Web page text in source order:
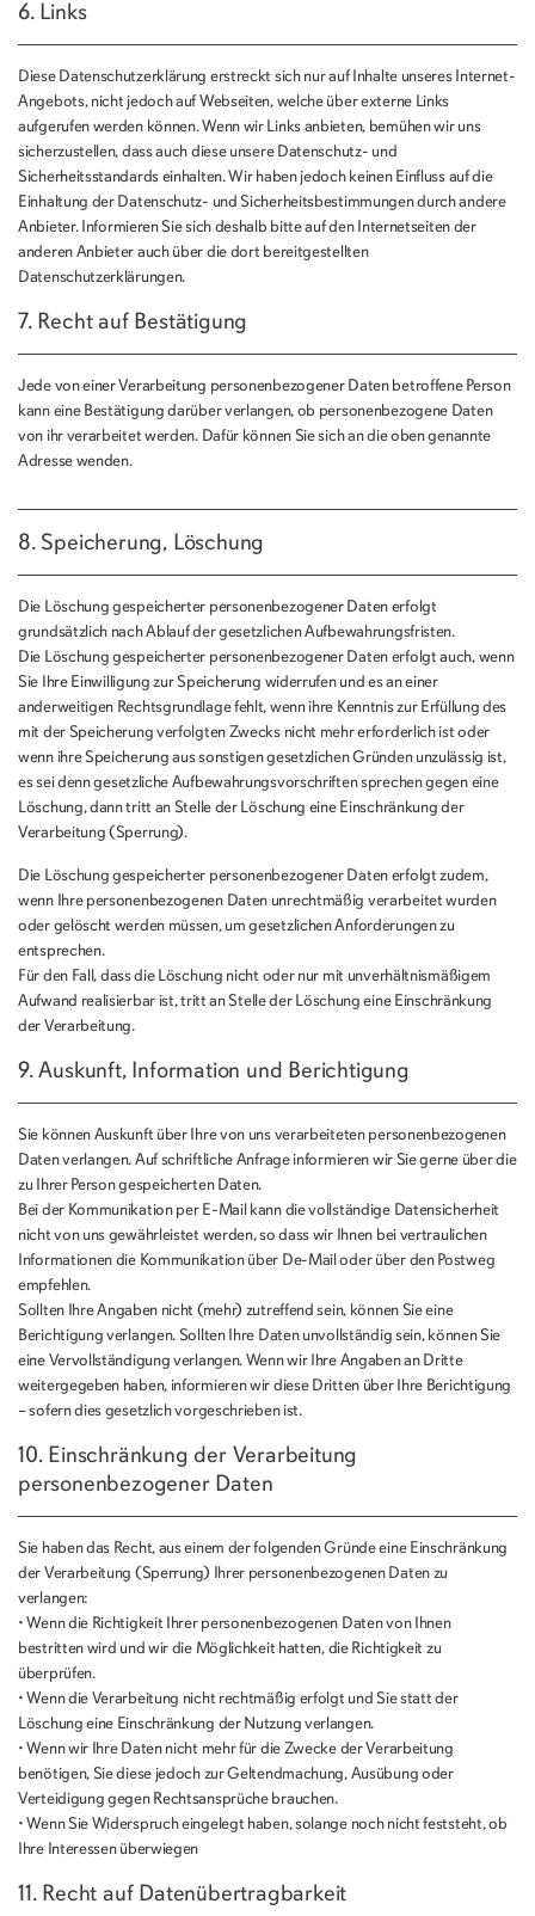
6. Links
Diese Datenschutzerklärung erstreckt sich nur auf Inhalte unseres Internet-
Angebots, nicht jedoch auf Webseiten, welche über externe Links
aufgerufen werden können. Wenn wir Links anbieten, bemühen wir uns
sicherzustellen, dass auch diese unsere Datenschutz- und
Sicherheitsstandards einhalten. Wir haben jedoch keinen Einfluss auf die
Einhaltung der Datenschutz- und Sicherheitsbestimmungen durch andere
Anbieter. Informieren Sie sich deshalb bitte auf den Internetseiten der
anderen Anbieter auch über die dort bereitgestellten
Datenschutzerklärungen.
7. Recht auf Bestätigung
Jede von einer Verarbeitung personenbezogener Daten betroffene Person
kann eine Bestätigung darüber verlangen, ob personenbezogene Daten
von ihr verarbeitet werden. Dafür können Sie sich an die oben genannte
Adresse wenden.
8. Speicherung, Löschung
Die Löschung gespeicherter personenbezogener Daten erfolgt
grundsätzlich nach Ablauf der gesetzlichen Aufbewahrungsfristen.
Die Löschung gespeicherter personenbezogener Daten erfolgt auch, wenn
Sie Ihre Einwilligung zur Speicherung widerrufen und es an einer
anderweitigen Rechtsgrundlage fehlt, wenn ihre Kenntnis zur Erfüllung des
mit der Speicherung verfolgten Zwecks nicht mehr erforderlich ist oder
wenn ihre Speicherung aus sonstigen gesetzlichen Gründen unzulässig ist,
es sei denn gesetzliche Aufbewahrungsvorschriften sprechen gegen eine
Löschung, dann tritt an Stelle der Löschung eine Einschränkung der
Verarbeitung (Sperrung).
Die Löschung gespeicherter personenbezogener Daten erfolgt zudem,
wenn Ihre personenbezogenen Daten unrechtmäßig verarbeitet wurden
oder gelöscht werden müssen, um gesetzlichen Anforderungen zu
entsprechen.
Für den Fall, dass die Löschung nicht oder nur mit unverhältnismäßigem
Aufwand realisierbar ist, tritt an Stelle der Löschung eine Einschränkung
der Verarbeitung.
9. Auskunft, Information und Berichtigung
Sie können Auskunft über Ihre von uns verarbeiteten personenbezogenen
Daten verlangen. Auf schriftliche Anfrage informieren wir Sie gerne über die
zu Ihrer Person gespeicherten Daten.
Bei der Kommunikation per E-Mail kann die vollständige Datensicherheit
nicht von uns gewährleistet werden, so dass wir Ihnen bei vertraulichen
Informationen die Kommunikation über De-Mail oder über den Postweg
empfehlen.
Sollten Ihre Angaben nicht (mehr) zutreffend sein, können Sie eine
Berichtigung verlangen. Sollten Ihre Daten unvollständig sein, können Sie
eine Vervollständigung verlangen. Wenn wir Ihre Angaben an Dritte
weitergegeben haben, informieren wir diese Dritten über Ihre Berichtigung
– sofern dies gesetzlich vorgeschrieben ist.
10. Einschränkung der Verarbeitung
personenbezogener Daten
Sie haben das Recht, aus einem der folgenden Gründe eine Einschränkung
der Verarbeitung (Sperrung) Ihrer personenbezogenen Daten zu
verlangen:
• Wenn die Richtigkeit Ihrer personenbezogenen Daten von Ihnen
bestritten wird und wir die Möglichkeit hatten, die Richtigkeit zu
überprüfen.
• Wenn die Verarbeitung nicht rechtmäßig erfolgt und Sie statt der
Löschung eine Einschränkung der Nutzung verlangen.
• Wenn wir Ihre Daten nicht mehr für die Zwecke der Verarbeitung
benötigen, Sie diese jedoch zur Geltendmachung, Ausübung oder
Verteidigung gegen Rechtsansprüche brauchen.
• Wenn Sie Widerspruch eingelegt haben, solange noch nicht feststeht, ob
Ihre Interessen überwiegen
11. Recht auf Datenübertragbarkeit